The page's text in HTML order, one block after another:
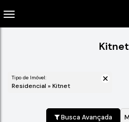
Kitnet
Tipo de Imóvel:
Residencial » Kitnet
Busca Avançada